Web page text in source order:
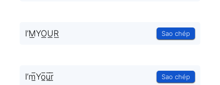
I’M͟YO͟U͟R͟ Sao chép
I’m̲̅Yo̲̅u̲̅r̲̅ Sao chép